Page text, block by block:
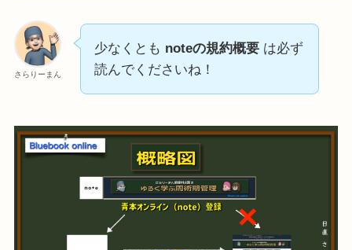
さらりーまん
少なくとも noteの規約概要は必ず
読んでくださいね！